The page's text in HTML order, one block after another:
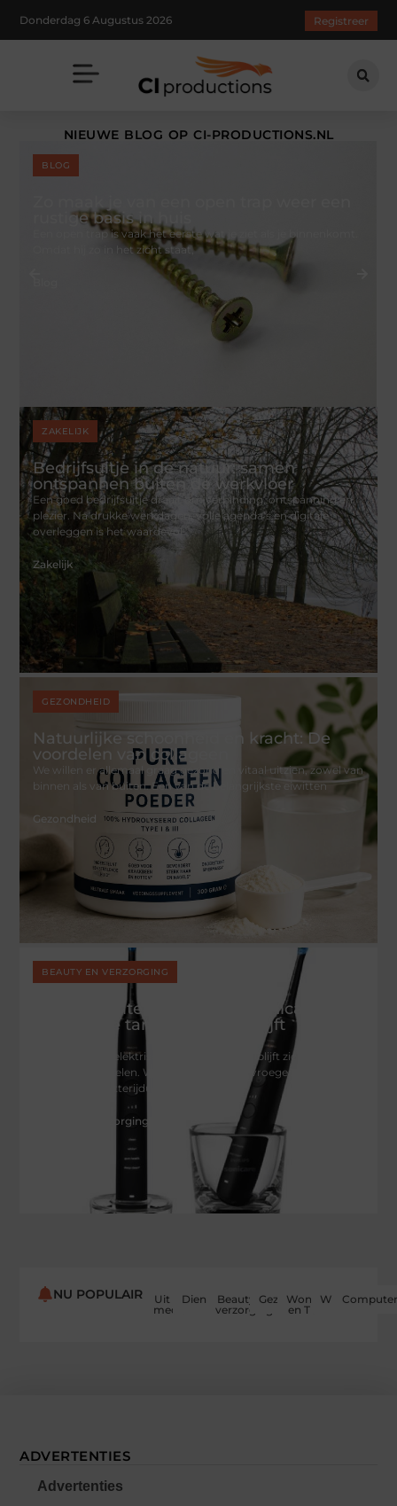
Donderdag 6 Augustus 2026 Registreer
NIEUWE BLOG OP CI-PRODUCTIONS.NL
BLOG
rustige basis in huis
Een open trap is vaak het eerste wat je ziet als je binnenkomt.
Omdat hij zo in het zicht staat,
ZAKELIJK
Bedrijfsuitje in de natuur: samen
ontspannen buiten de werkvloer
Een goed bedrijfsuitje draait om verbinding, ontspanning en
plezier. Na drukke werkdagen, volle agenda’s en digitale
overleggen is het waardevol
Zakelijk
GEZONDHEID
Natuurlijke schoonheid en kracht: De
voordelen van collageen
We willen er allemaal graag gezond en vitaal uitzien, zowel van
binnen als van buiten. Een van de belangrijkste eiwitten
Gezondheid
BEAUTY EN VERZORGING
De populariteit van Philips Sonicare
elektrische tandenborstels blijft
De markt voor elektrische tandenborstels blijft zich in hoog
tempo ontwikkelen. Waar consumenten vroeger vooral keken
naar prijs en batterijduur,
Beauty En Verzorging
NU POPULAIR
Uit de
media
Dienstverlening
Beauty en
verzorging
Gezondheid
Woning
en Tuin
Winkelen
ADVERTENTIES
Advertenties